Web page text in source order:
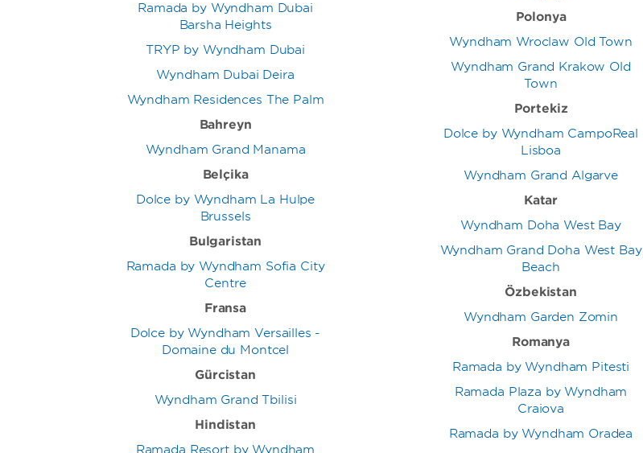
Ramada by Wyndham Dubai
Barsha Heights
TRYP by Wyndham Dubai
Wyndham Dubai Deira
Wyndham Residences The Palm
Bahreyn
Wyndham Grand Manama
Belçika
Dolce by Wyndham La Hulpe
Brussels
Bulgaristan
Ramada by Wyndham Sofia City
Centre
Fransa
Dolce by Wyndham Versailles -
Domaine du Montcel
Gürcistan
Wyndham Grand Tbilisi
Hindistan
Ramada Resort by Wyndham
Polonya
Wyndham Wroclaw Old Town
Wyndham Grand Krakow Old
Town
Portekiz
Dolce by Wyndham CampoReal
Lisboa
Wyndham Grand Algarve
Katar
Wyndham Doha West Bay
Wyndham Grand Doha West Bay
Beach
Özbekistan
Wyndham Garden Zomin
Romanya
Ramada by Wyndham Pitesti
Ramada Plaza by Wyndham
Craiova
Ramada by Wyndham Oradea